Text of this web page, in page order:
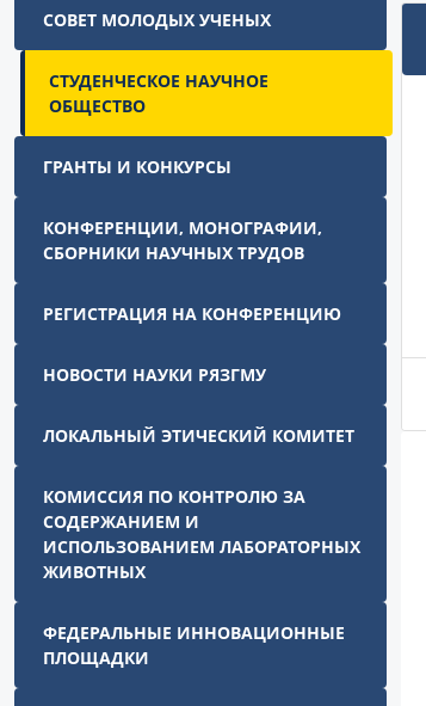
СОВЕТ МОЛОДЫХ УЧЕНЫХ
СТУДЕНЧЕСКОЕ НАУЧНОЕ
ОБЩЕСТВО
ГРАНТЫ И КОНКУРСЫ
КОНФЕРЕНЦИИ, МОНОГРАФИИ,
СБОРНИКИ НАУЧНЫХ ТРУДОВ
РЕГИСТРАЦИЯ НА КОНФЕРЕНЦИЮ
НОВОСТИ НАУКИ РЯЗГМУ
ЛОКАЛЬНЫЙ ЭТИЧЕСКИЙ КОМИТЕТ
КОМИССИЯ ПО КОНТРОЛЮ ЗА
СОДЕРЖАНИЕМ И
ИСПОЛЬЗОВАНИЕМ ЛАБОРАТОРНЫХ
ЖИВОТНЫХ
ФЕДЕРАЛЬНЫЕ ИННОВАЦИОННЫЕ
ПЛОЩАДКИ